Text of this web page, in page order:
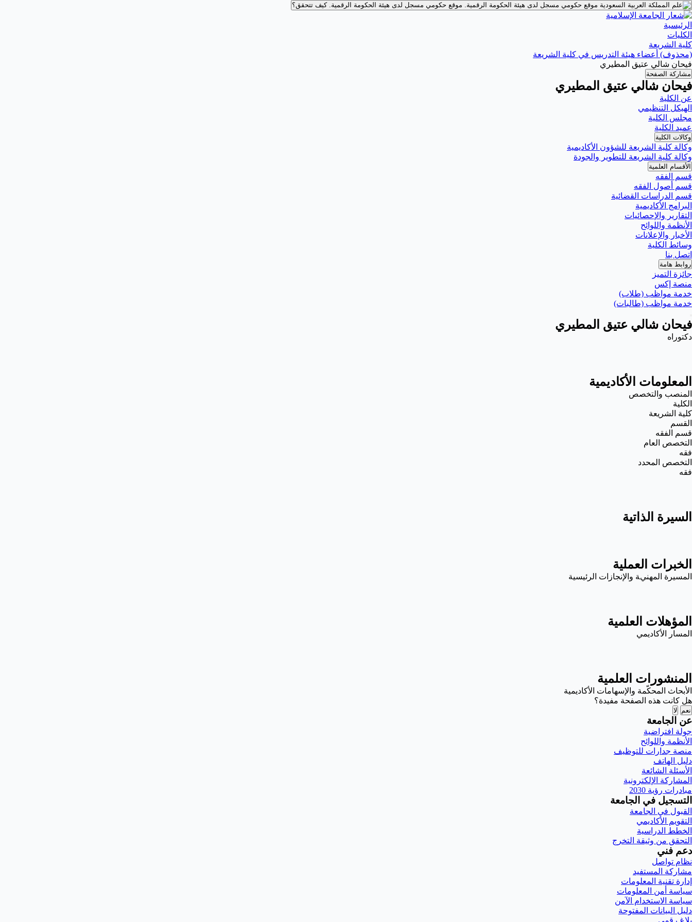
موقع حكومي مسجل لدى هيئة الحكومة الرقمية. موقع حكومي مسجل لدى هيئة الحكومة الرقمية.كيف تتحقق؟
الرئيسية
الكليات
كلية الشريعة
(محذوف) أعضاء هيئة التدريس في كلية الشريعة
فيحان شالي عتيق المطيري
مشاركة الصفحة
فيحان شالي عتيق المطيري
عن الكلية
الهيكل التنظيمي
مجلس الكلية
عميد الكلية
وكالات الكلية
وكالة كلية الشريعة للشؤون الأكاديمية
وكالة كلية الشريعة للتطوير والجودة
الأقسام العلمية
قسم الفقه
قسم أصول الفقه
قسم الدراسات القضائية
البرامج الأكاديمية
التقارير والإحصائيات
الأنظمة واللوائح
الأخبار والإعلانات
وسائط الكلية
اتصل بنا
روابط هامة
جائزة التميز
منصة إكس
خدمة مواظب (طلاب)
خدمة مواظب (طالبات)
فيحان شالي عتيق المطيري
دكتوراه
المعلومات الأكاديمية
المنصب والتخصص
الكلية
كلية الشريعة
القسم
قسم الفقه
التخصص العام
فقه
التخصص المحدد
فقه
السيرة الذاتية
الخبرات العملية
المسيرة المهنية والإنجازات الرئيسية
المؤهلات العلمية
المسار الأكاديمي
المنشورات العلمية
الأبحاث المحكّمة والإسهامات الأكاديمية
هل كانت هذه الصفحة مفيدة؟
نعم لا
عن الجامعة
جولة افتراضية
الأنظمة واللوائح
منصة جدارات للتوظيف
دليل الهاتف
الأسئلة الشائعة
المشاركة الإلكترونية
مبادرات رؤية 2030
التسجيل في الجامعة
القبول في الجامعة
التقويم الأكاديمي
الخطط الدراسية
التحقق من وثيقة التخرج
دعم فني
نظام تواصل
مشاركة المستفيد
إدارة تقنية المعلومات
سياسة أمن المعلومات
سياسة الاستخدام الآمن
دليل البيانات المفتوحة
بلاغ رقمي